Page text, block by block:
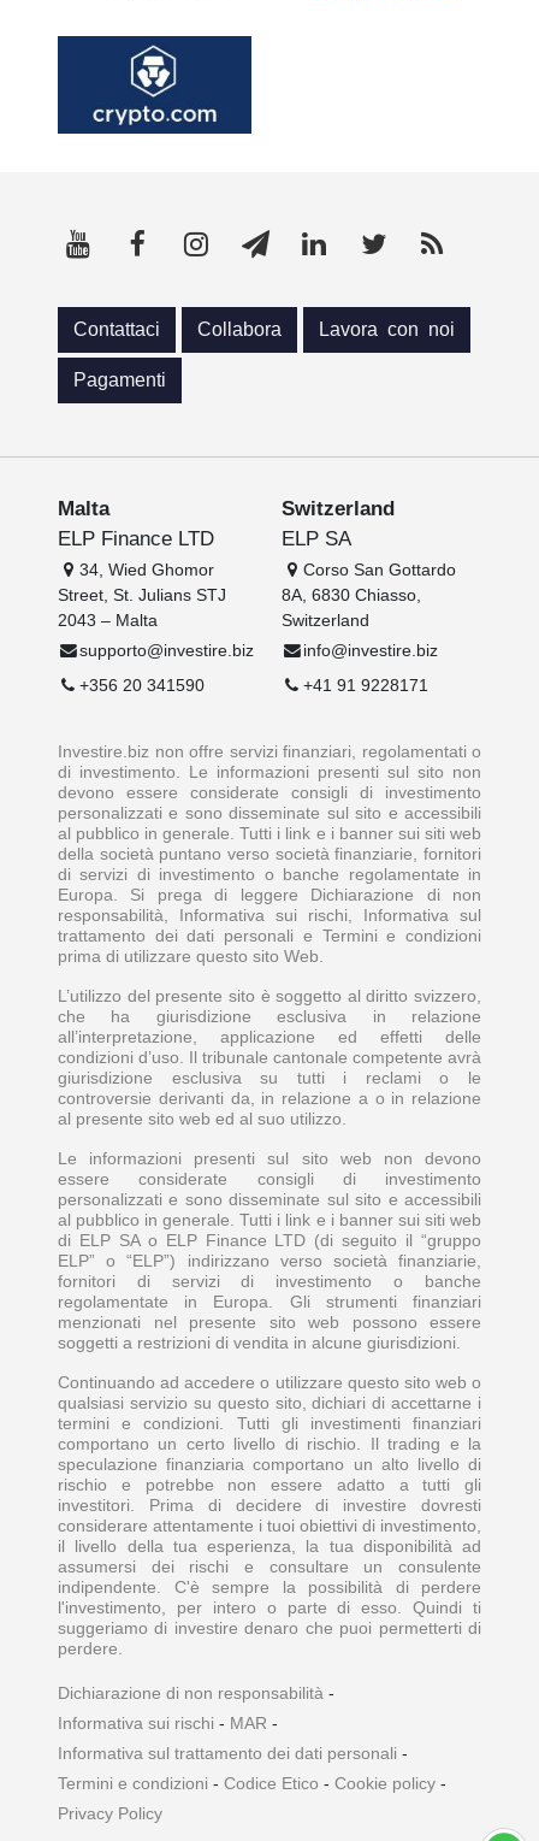
Contattaci Collabora Lavora con noi
Pagamenti
Malta
ELP Finance LTD
34, Wied Ghomor
Street, St. Julians STJ
2043 – Malta
supporto@investire.biz
+356 20 341590
Switzerland
ELP SA
Corso San Gottardo
8A, 6830 Chiasso,
Switzerland
info@investire.biz
+41 91 9228171
Investire.biz non offre servizi finanziari, regolamentati o
di investimento. Le informazioni presenti sul sito non
devono essere considerate consigli di investimento
personalizzati e sono disseminate sul sito e accessibili
al pubblico in generale. Tutti i link e i banner sui siti web
della società puntano verso società finanziarie, fornitori
di servizi di investimento o banche regolamentate in
Europa. Si prega di leggere Dichiarazione di non
responsabilità, Informativa sui rischi, Informativa sul
trattamento dei dati personali e Termini e condizioni
prima di utilizzare questo sito Web.
L’utilizzo del presente sito è soggetto al diritto svizzero,
che ha giurisdizione esclusiva in relazione
all’interpretazione, applicazione ed effetti delle
condizioni d’uso. Il tribunale cantonale competente avrà
giurisdizione esclusiva su tutti i reclami o le
controversie derivanti da, in relazione a o in relazione
al presente sito web ed al suo utilizzo.
Le informazioni presenti sul sito web non devono
essere considerate consigli di investimento
personalizzati e sono disseminate sul sito e accessibili
al pubblico in generale. Tutti i link e i banner sui siti web
di ELP SA o ELP Finance LTD (di seguito il “gruppo
ELP” o “ELP”) indirizzano verso società finanziarie,
fornitori di servizi di investimento o banche
regolamentate in Europa. Gli strumenti finanziari
menzionati nel presente sito web possono essere
soggetti a restrizioni di vendita in alcune giurisdizioni.
Continuando ad accedere o utilizzare questo sito web o
qualsiasi servizio su questo sito, dichiari di accettarne i
termini e condizioni. Tutti gli investimenti finanziari
comportano un certo livello di rischio. Il trading e la
speculazione finanziaria comportano un alto livello di
rischio e potrebbe non essere adatto a tutti gli
investitori. Prima di decidere di investire dovresti
considerare attentamente i tuoi obiettivi di investimento,
il livello della tua esperienza, la tua disponibilità ad
assumersi dei rischi e consultare un consulente
indipendente. C'è sempre la possibilità di perdere
l'investimento, per intero o parte di esso. Quindi ti
suggeriamo di investire denaro che puoi permetterti di
perdere.
Dichiarazione di non responsabilità -
Informativa sui rischi - MAR -
Informativa sul trattamento dei dati personali -
Termini e condizioni - Codice Etico - Cookie policy -
Privacy Policy